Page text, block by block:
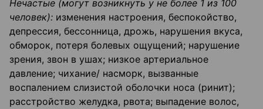
Нечастые (могут возникнуть у не более 1 из 100
человек): изменения настроения, беспокойство,
депрессия, бессонница, дрожь, нарушения вкуса,
обморок, потеря болевых ощущений; нарушение
зрения, звон в ушах; низкое артериальное
давление; чихание/ насморк, вызванные
воспалением слизистой оболочки носа (ринит);
расстройство желудка, рвота; выпадение волос,